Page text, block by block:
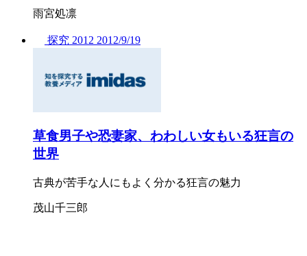
雨宮処凛
探究 2012 2012/9/19
草食男子や恐妻家、わわしい女もいる狂言の
世界
古典が苦手な人にもよく分かる狂言の魅力
茂山千三郎